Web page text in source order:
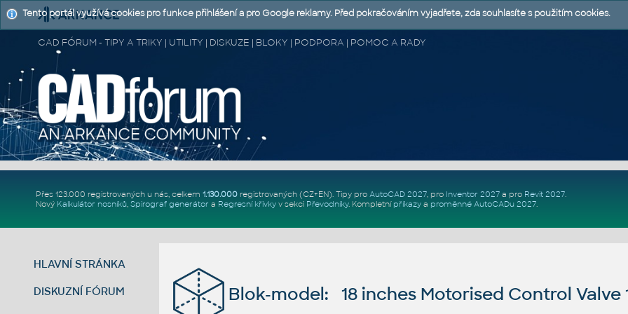
CAD FÓRUM - TIPY A TRIKY | UTILITY | DISKUZE | BLOKY | PODPORA | POMOC A RADY
Přes 123.000 registrovaných u nás, celkem 1.130.000registrovaných (CZ+EN). Tipy pro AutoCAD 2027, pro Inventor 2027a pro Revit 2027.
Nový Kalkulátor nosníků, Spirograf generátor a Regresní křivkyv sekci Převodníky. Kompletní příkazya proměnné AutoCADu 2027.
HLAVNÍ STRÁNKA
DISKUZNÍ FÓRUM Blok-model: 18 inches Motorised Control Valve
Tento portál využívá cookies pro funkce přihlášení a pro Google reklamy. Před pokračováním vyjadřete, zda souhlasíte s použitím cookies.